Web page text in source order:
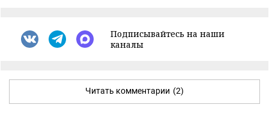
Подписывайтесь на наши
каналы
Читать комментарии (2)